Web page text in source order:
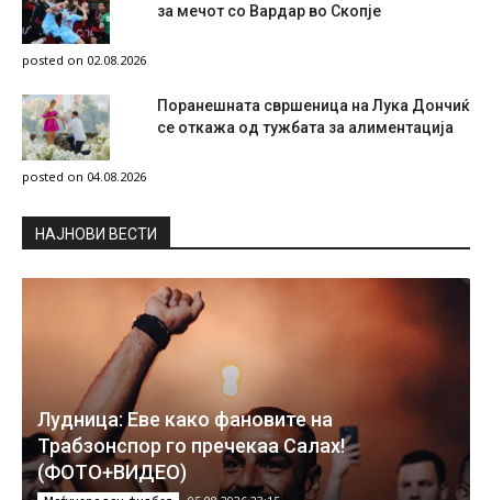
за мечот со Вардар во Скопје
posted on 02.08.2026
Поранешната свршеница на Лука Дончиќ
се откажа од тужбата за алиментација
posted on 04.08.2026
НAЈНОВИ ВЕСТИ
Лудница: Еве како фановите на
Трабзонспор го пречекаа Салах!
(ФОТО+ВИДЕО)